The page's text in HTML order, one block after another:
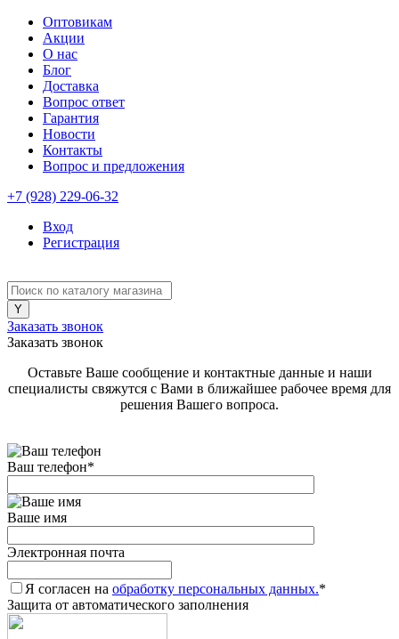
Оптовикам
Акции
О нас
Блог
Доставка
Вопрос ответ
Гарантия
Новости
Контакты
Вопрос и предложения
+7 (928) 229-06-32
Вход
Регистрация
Заказать звонок
Заказать звонок
Оставьте Ваше сообщение и контактные данные и наши
специалисты свяжутся с Вами в ближайшее рабочее время для
решения Вашего вопроса.
Ваш телефон*
Ваше имя
Электронная почта
Я согласен на обработку персональных данных.*
Защита от автоматического заполнения